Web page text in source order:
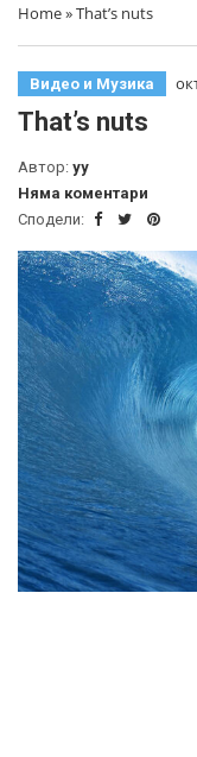
Home»That’s nuts
Видео и Музика
That’s nuts
Автор: yy
Няма коментари
Сподели: